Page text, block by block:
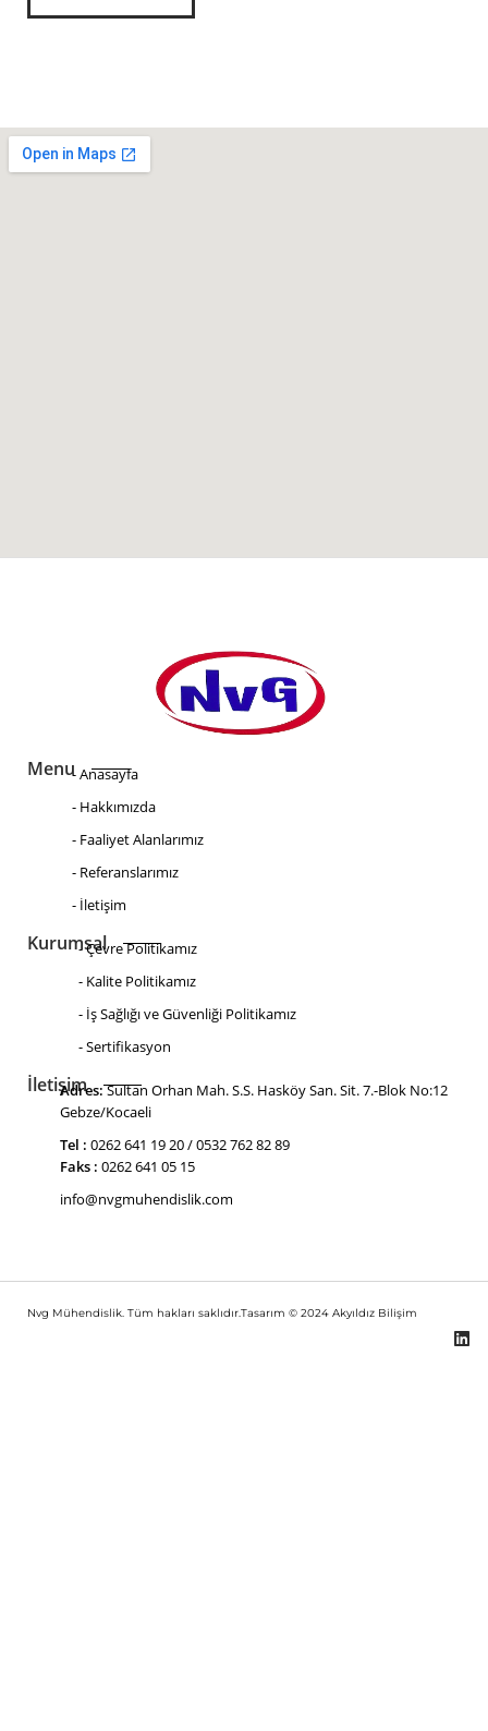
Menu- Anasayfa
- Hakkımızda
- Faaliyet Alanlarımız
- Referanslarımız
- İletişim
Kurumsal- Çevre Politikamız
- Kalite Politikamız
- İş Sağlığı ve Güvenliği Politikamız
- Sertifikasyon
İletişim
Adres:Sultan Orhan Mah. S.S. Hasköy San. Sit. 7.-Blok No:12
Gebze/Kocaeli
Tel : 0262 641 19 20 / 0532 762 82 89
Faks : 0262 641 05 15
info@nvgmuhendislik.com
Nvg Mühendislik. Tüm hakları saklıdır.Tasarım © 2024 Akyıldız Bilişim